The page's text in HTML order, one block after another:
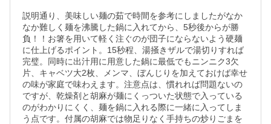
説明通り、美味しい麺の茹で時間を参考にしましたがなか
なか難しく麺を沸騰した鍋に入れてから、5秒後からが勝
負！！お箸を用いて軽く注ぐのが団子にならないよう硬麺
に仕上げるポイント。15秒程、湯掻きザルで湯切りすれば
完璧。同時に出汁用に用意した鍋に最低でもニンニク3欠
片、キャベツ大2枚、メンマ、ぼんじりを加えておけば幸せ
の味が家庭で味わえます。注意点は、慣れれば問題ないの
ですが、乾燥剤と胡麻が麺にくっついた状態で入っている
のがわかりにくく、麺を鍋に入れる際に一緒に入ってしま
う点です。付属の胡麻では物足りなく手持ちの炒りごまを